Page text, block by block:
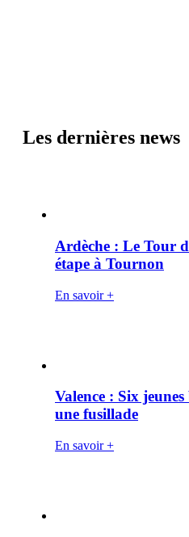
Les dernières news
Ardèche : Le Tour
étape à Tournon
En savoir +
Valence : Six
une fusillade
En savoir +